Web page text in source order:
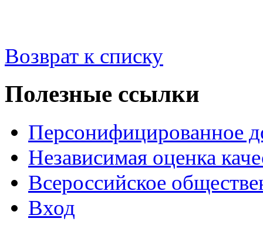
Возврат к списку
Полезные ссылки
Персонифицированное
Независимая оценка
Всероссийское
Вход